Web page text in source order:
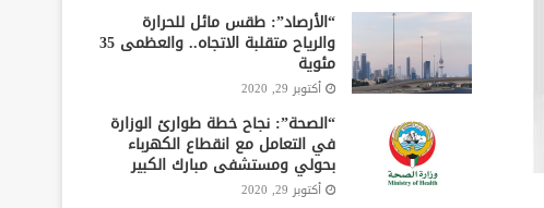
“الأرصاد”: طقس مائل للحرارة
والرياح متقلبة الاتجاه.. والعظمى 35
مئوية
أكتوبر 29, 2020
“الصحة”: نجاح خطة طوارئ الوزارة
في التعامل مع انقطاع الكهرباء
بحولي ومستشفى مبارك الكبير
أكتوبر 29, 2020